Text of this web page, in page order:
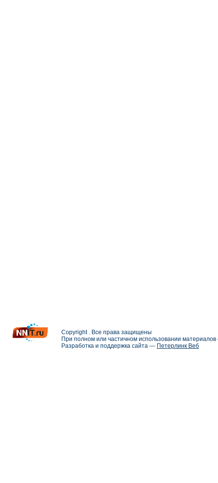
Copyright . Все права защищены
При полном или частичном использовании
Разработка и поддержка сайта — Петерлинк Веб